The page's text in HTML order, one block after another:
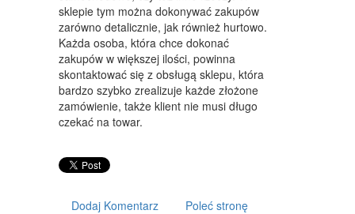
ART. SPOŻYWCZE
MATERIAŁY EKSPLOATACYJNE
INNE SKLEPY
SPRZĘT
PRZEMYSŁ METALOWY
sklepie tym można dokonywać zakupów
zarówno detalicznie, jak również hurtowo.
Każda osoba, która chce dokonać
zakupów w większej ilości, powinna
skontaktować się z obsługą sklepu, która
bardzo szybko zrealizuje każde złożone
zamówienie, także klient nie musi długo
czekać na towar.
Dodaj Komentarz Poleć stronę